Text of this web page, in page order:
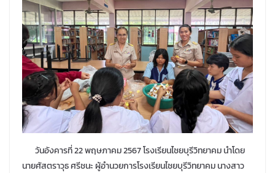
วันอังคารที่22 พฤษภาคม 2567 โรงเรียนไชยบุรีวิทยาคม นำโดย
นายศัสตราวุธ ศรีชนะ ผู้อำนวยการโรงเรียนไชยบุรีวิทยาคม นางสาว